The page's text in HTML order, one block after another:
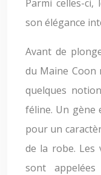
Parmi celles-
son élégance
Avant de
du Maine Coon
quelques
féline. Un gène
pour un
de la robe. Les
sont